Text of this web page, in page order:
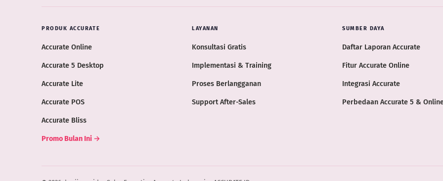
PRODUK ACCURATE
Accurate Online
Accurate 5 Desktop
Accurate Lite
Accurate POS
Accurate Bliss
Promo Bulan Ini →
LAYANAN
Konsultasi Gratis
Implementasi & Training
Proses Berlangganan
Support After-Sales
SUMBER DAYA
Daftar Laporan Accurate
Fitur Accurate Online
Integrasi Accurate
Perbedaan Accurate 5 &